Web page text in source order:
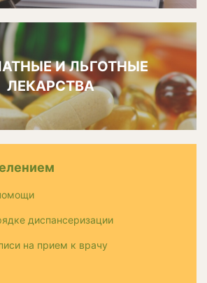
И ЛЬГОТНЫЕ
ЛЕКАРСТВА
диспансеризации
на прием к врачу